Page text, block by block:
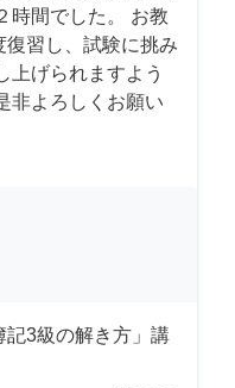
時間でした。 お教
復習し、試験に挑み
上げられますよう
非よろしくお願い
記3級の解き方」講